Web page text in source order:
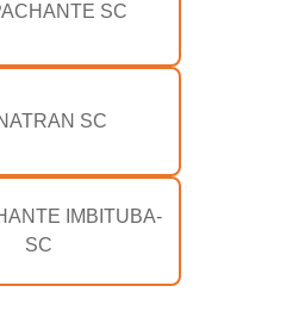
SC
SC
IMBITUBA-
SC